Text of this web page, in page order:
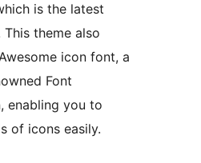
is the latest
theme also
icon font, a
Font
enabling you to
of icons easily.